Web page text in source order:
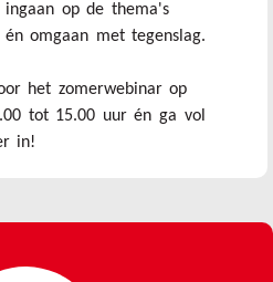
op de thema's
omgaan met tegenslag.
het zomerwebinar op
tot 15.00 uur én ga vol
in!